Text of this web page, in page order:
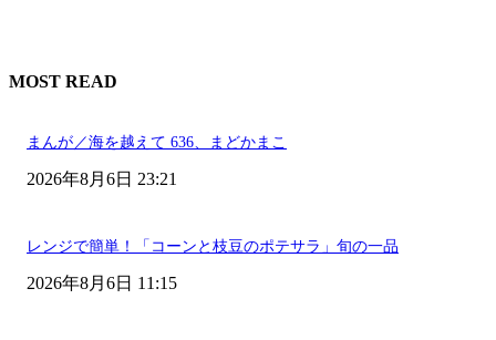
MOST READ
まんが／海を越えて 636、まどかまこ
2026年8月6日 23:21
レンジで簡単！「コーンと枝豆のポテサラ」旬の一品
2026年8月6日 11:15